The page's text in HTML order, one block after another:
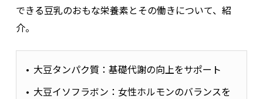
できる豆乳のおもな栄養素とその働きについて、紹
介。
大豆タンパク質：基礎代謝の向上をサポート
大豆イソフラボン：女性ホルモンのバランスを